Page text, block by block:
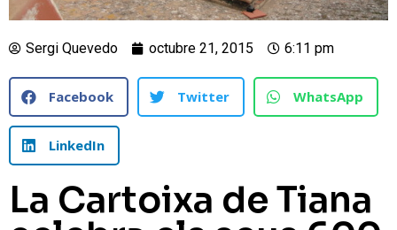
Sergi Quevedo octubre 21, 2015 6:11 pm
Facebook Twitter WhatsApp
LinkedIn
La Cartoixa de Tiana